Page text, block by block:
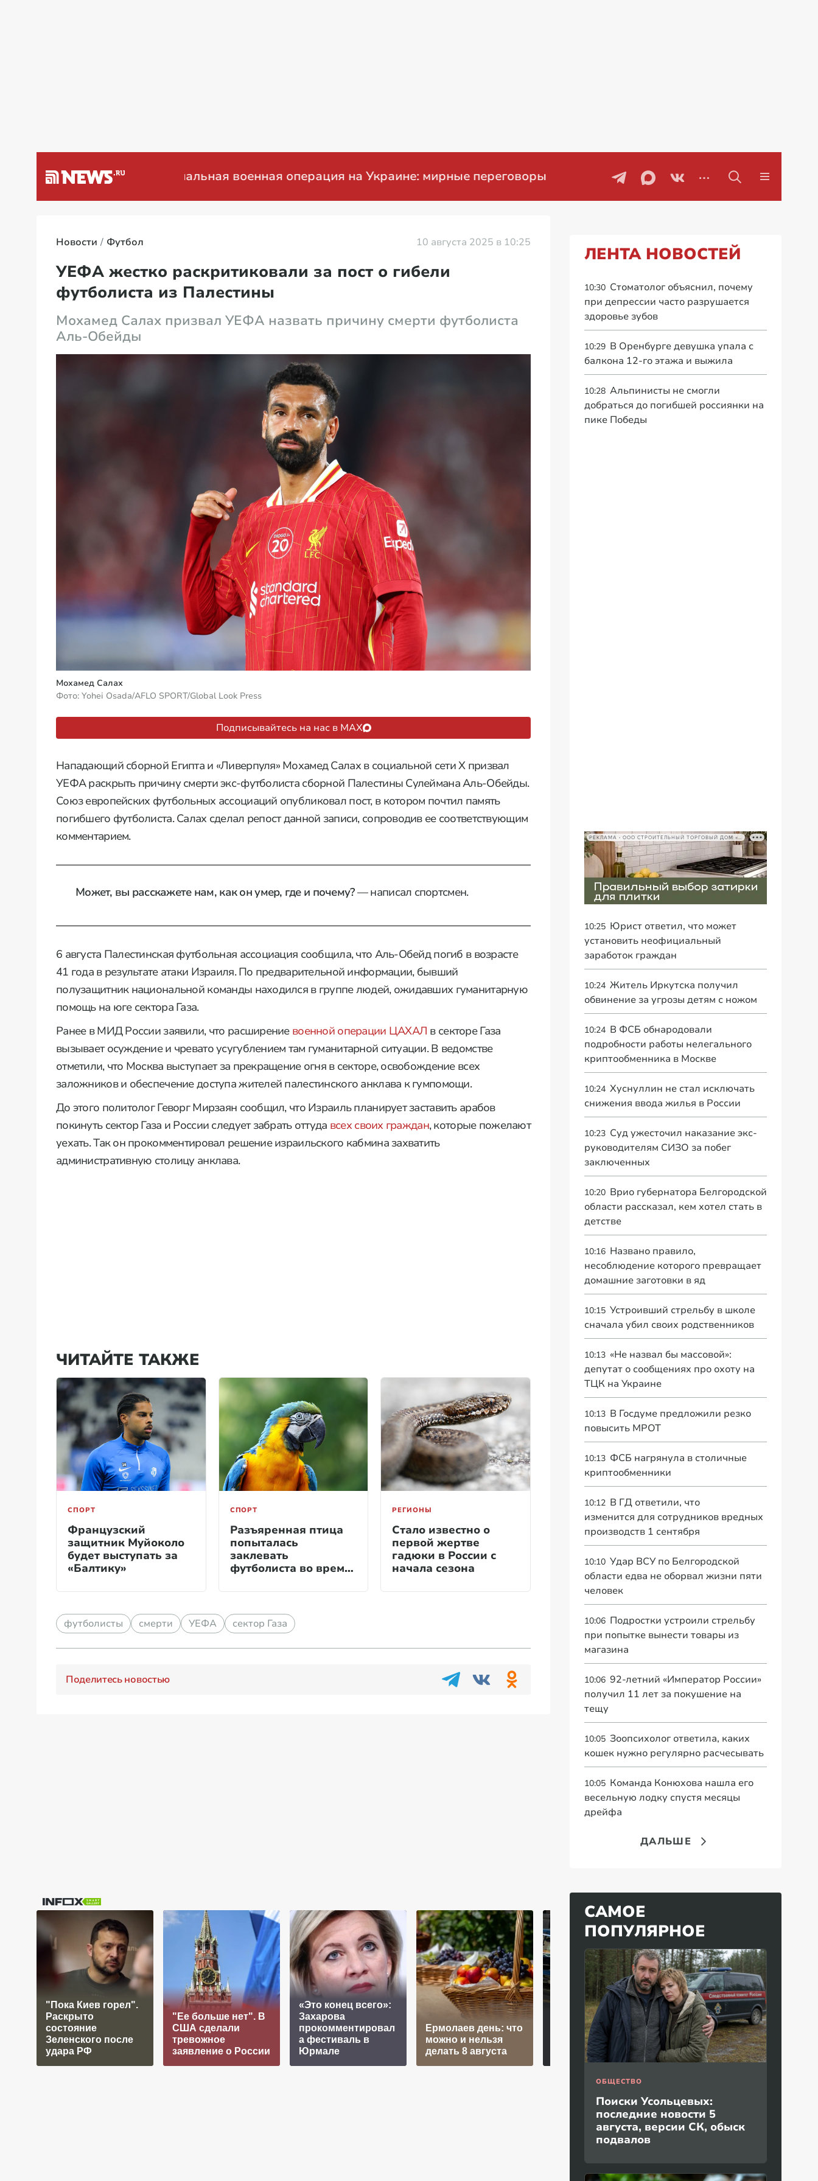
Специальная военная операция на Украине: мирные переговоры Проблемы с бензином в
Новости Футбол 10 августа 2025 в 10:25
УЕФА жестко раскритиковали за пост о гибели
футболиста из Палестины
Мохамед Салах призвал УЕФА назвать причину смерти футболиста
Аль-Обейды
Мохамед Салах
Фото: Yohei Osada/AFLO SPORT/Global Look Press
Подписывайтесь на нас в MAX
Нападающий сборной Египта и «Ливерпуля» Мохамед Салах в социальной сети Х призвал
УЕФА раскрыть причину смерти экс-футболиста сборной Палестины Сулеймана Аль-Обейды.
Союз европейских футбольных ассоциаций опубликовал пост, в котором почтил память
погибшего футболиста. Салах сделал репост данной записи, сопроводив ее соответствующим
комментарием.
Может, вы расскажете нам, как он умер, где и почему?— написал спортсмен.
6 августа Палестинская футбольная ассоциация сообщила, что Аль-Обейд погиб в возрасте
41 года в результате атаки Израиля. По предварительной информации, бывший
полузащитник национальной команды находился в группе людей, ожидавших гуманитарную
помощь на юге сектора Газа.
Ранее в МИД России заявили, что расширение военной операции ЦАХАЛ в секторе Газа
вызывает осуждение и чревато усугублением там гуманитарной ситуации. В ведомстве
отметили, что Москва выступает за прекращение огня в секторе, освобождение всех
заложников и обеспечение доступа жителей палестинского анклава к гумпомощи.
До этого политолог Геворг Мирзаян сообщил, что Израиль планирует заставить арабов
покинуть сектор Газа и России следует забрать оттуда всех своих граждан, которые пожелают
уехать. Так он прокомментировал решение израильского кабмина захватить
административную столицу анклава.
ЧИТАЙТЕ ТАКЖЕ
СПОРТ
Французский
защитник Муйоколо
будет выступать за
«Балтику»
СПОРТ
Разъяренная птица
попыталась
заклевать
футболиста во время
РЕГИОНЫ
Стало известно о
первой жертве
гадюки в России с
начала сезона
футболисты смерти УЕФА сектор Газа
Поделитесь новостью
"Пока Киев горел".
Раскрыто
состояние
Зеленского после
удара РФ
"Ее больше нет". В
США сделали
тревожное
заявление о России
«Это конец всего»:
Захарова
прокомментировал
а фестиваль в
Юрмале
Ермолаев день: что
можно и нельзя
делать 8 августа
Петербуржцы не
смогли смолчать,
когда к ним вышел
"Какая наглость!" В
Британии
поразились удару
России по Киеву
ЛЕНТА НОВОСТЕЙ
10:30 Стоматолог объяснил, почему
при депрессии часто разрушается
здоровье зубов
10:29 В Оренбурге девушка упала с
балкона 12-го этажа и выжила
10:28 Альпинисты не смогли
добраться до погибшей россиянки на
пике Победы
10:25 Юрист ответил, что может
установить неофициальный
заработок граждан
10:24 Житель Иркутска получил
обвинение за угрозы детям с ножом
10:24 В ФСБ обнародовали
подробности работы нелегального
криптообменника в Москве
10:24 Хуснуллин не стал исключать
снижения ввода жилья в России
10:23 Суд ужесточил наказание экс-
руководителям СИЗО за побег
заключенных
10:20 Врио губернатора Белгородской
области рассказал, кем хотел стать в
детстве
10:16 Названо правило,
несоблюдение которого превращает
домашние заготовки в яд
10:15 Устроивший стрельбу в школе
сначала убил своих родственников
10:13 «Не назвал бы массовой»:
депутат о сообщениях про охоту на
ТЦК на Украине
10:13 В Госдуме предложили резко
повысить МРОТ
10:13 ФСБ нагрянула в столичные
криптообменники
10:12 В ГД ответили, что
изменится для сотрудников вредных
производств 1 сентября
10:10 Удар ВСУ по Белгородской
области едва не оборвал жизни пяти
человек
10:06 Подростки устроили стрельбу
при попытке вынести товары из
магазина
10:06 92-летний «Император России»
получил 11 лет за покушение на
тещу
10:05 Зоопсихолог ответила, каких
кошек нужно регулярно расчесывать
10:05 Команда Конюхова нашла его
весельную лодку спустя месяцы
дрейфа
ДАЛЬШЕ
САМОЕ
ПОПУЛЯРНОЕ
ОБЩЕСТВО
Поиски Усольцевых:
последние новости 5
августа, версии СК, обыск
подвалов